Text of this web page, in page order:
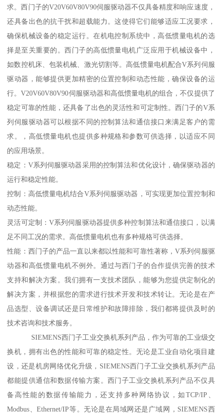
求。西门子的V20V60V80V90伺服驱动器不仅具备精度和响应速度，
还具备出色的抗干扰和超载能力。这使得它们能够适应工况要求，
确保机械设备的稳定运行。在机电控制系统中，高低惯量电机的选
择是至关重要的。西门子的高低惯量电机广泛应用于机械设备中，
如数控机床、包装机械、激光切割等。高低惯量电机配合V系列伺服
驱动器，能够提供更加精密的位置控制和动态性能，确保设备的运
行。V20V60V80V90伺服驱动器和高低惯量电机的组合，不仅提供了
稳定可靠的性能，还具备了出色的灵活性和可定制性。西门子的V系
列伺服驱动器可以根据不同的控制算法和通信接口来满足客户的需
求。，高低惯量电机也提供多种规格和参数可供选择，以适应不同
的应用场景。
稳定：V系列伺服驱动器采用的控制算法和优化设计，确保驱动器的
运行和稳定性能。
控制：高低惯量电机结合V系列伺服驱动器，可实现更加位置控制和
动态性能。
灵活可定制：V系列伺服驱动器提供多种控制算法和通信接口，以满
足不同工况的需求。高低惯量电机也有多种规格可供选择。
性能：西门子的产品一直以来都以性能和可靠性著称，V系列伺服驱
动器和高低惯量电机不例外。通过与西门子的合作提供完善的技术
支持和解决方案。我们拥有一支技术团队，能够为您提供定制化的
解决方案，并根据您的需求进行技术开发和技术转让。无论是在产
品选型、设备调试还是日常维护和故障排除，我们都将提供及时的
技术咨询和技术服务。
SIEMENS西门子工业交换机系列产品，作为可靠的工业级交
换机，拥有出色的性能和可靠的稳定性。无论是工业自动化项目建
设，还是机房网络优化升级，SIEMENS西门子工业交换机系列产品
都能提供通信和数据传输方案。西门子工业交换机系列产品不仅具
备高性能的数据传输能力，还支持多种网络协议，如TCP/IP、
Modbus、Ethernet/IP等。无论是在局域网还是广域网，SIEMENS西